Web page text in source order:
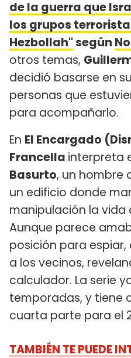
de la guerra que
los grupos
Hezbollah"según
otros temas,
decidió basarse en
personas que
para acompañarlo.
En El Encargado
Francella interpreta
Basurto, un hombre
un edificio donde
manipulación la vida
Aunque parece
posición para
a los vecinos,
calculador. La serie
temporadas, y tiene
cuarta parte para el
TAMBIÉN TE PUEDE